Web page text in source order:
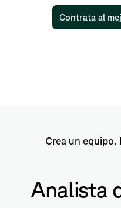
Contrata al
Crea un equipo.
Analista